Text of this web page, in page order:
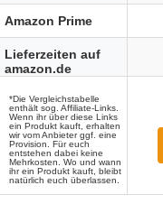
Amazon Prime
Lieferzeiten auf
amazon.de
*Die Vergleichstabelle
enthält sog. Affiliate-Links.
Wenn ihr über diese Links
ein Produkt kauft, erhalten
wir vom Anbieter ggf. eine
Provision. Für euch
entstehen dabei keine
Mehrkosten. Wo und wann
ihr ein Produkt kauft, bleibt
natürlich euch überlassen.